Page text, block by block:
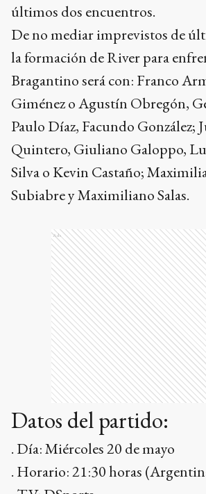
últimos dos encuentros.
De no mediar imprevistos de
la formación de River para
Bragantino será con: Franco
Giménez o Agustín Obregón,
Paulo Díaz, Facundo González;
Quintero, Giuliano Galoppo,
Silva o Kevin Castaño;
Subiabre y Maximiliano Salas.
Ads
Datos del partido:
. Día: Miércoles 20 de mayo
. Horario: 21:30 horas